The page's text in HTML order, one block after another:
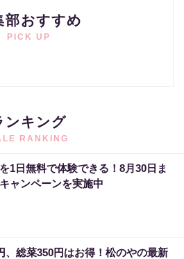
部おすすめ
PICK UP
ンキング
RANKING
1日無料で体験できる！8月30日ま
ャンペーンを実施中
、総菜350円はお得！松のやの最新